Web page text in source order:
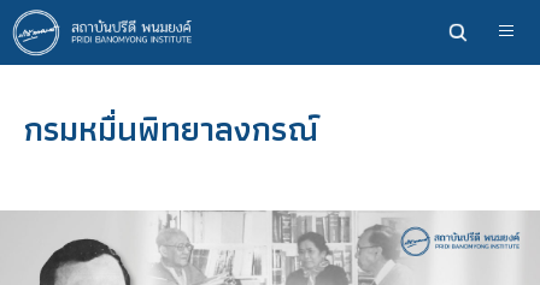
ข้าม
ไป
ยัง
หลักกรมหมื่นพิทยาลงกรณ์